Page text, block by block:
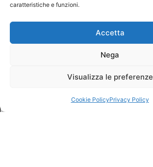
caratteristiche e funzioni.
Accetta
Nega
Visualizza le preferenze
Cookie PolicyPrivacy Policy